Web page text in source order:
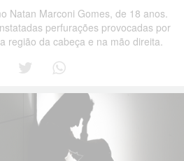
Natan Marconi Gomes, de 18 anos.
perfurações provocadas por
região da cabeça e na mão direita.